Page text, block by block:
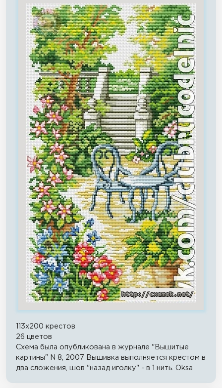
113x200 крестов
26 цветов
Схема была опубликована в журнале "Вышитые
картины" N 8, 2007 Вышивка выполняется крестом в
два сложения, шов "назад иголку" - в 1 нить. Oksa